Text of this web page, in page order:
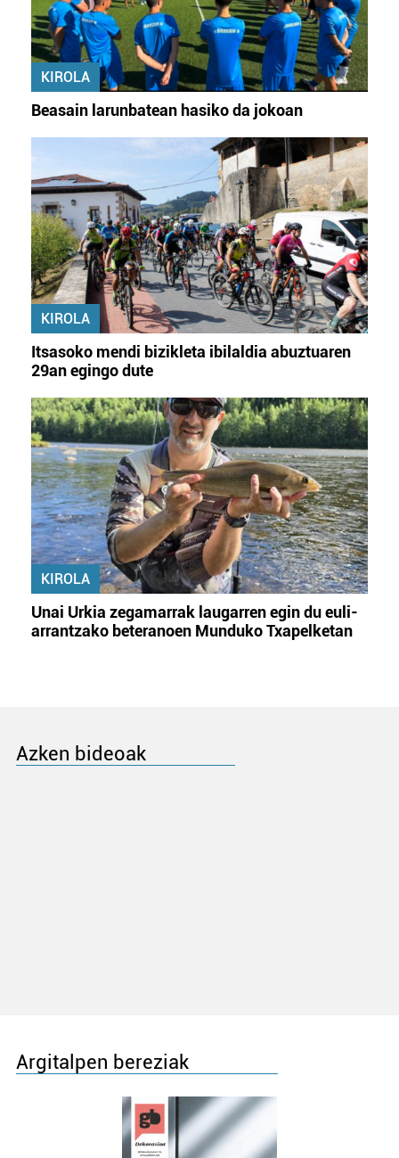
KIROLA
Beasain larunbatean hasiko da jokoan
KIROLA
Itsasoko mendi bizikleta ibilaldia abuztuaren
29an egingo dute
KIROLA
Unai Urkia zegamarrak laugarren egin du euli-
arrantzako beteranoen Munduko Txapelketan
Azken bideoak
Argitalpen bereziak